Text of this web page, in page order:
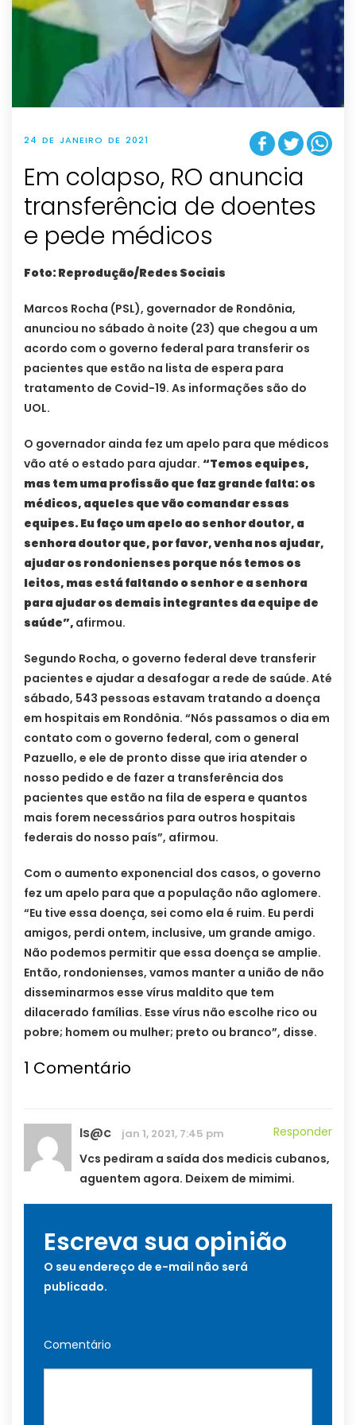
24 DE JANEIRO DE 2021
Em colapso, RO anuncia
transferência de doentes
e pede médicos
Foto: Reprodução/Redes Sociais
Marcos Rocha (PSL), governador de Rondônia,
anunciou no sábado à noite (23) que chegou a um
acordo com o governo federal para transferir os
pacientes que estão na lista de espera para
tratamento de Covid-19. As informações são do
UOL.
O governador ainda fez um apelo para que médicos
vão até o estado para ajudar. “Temos equipes,
mas tem uma profissão que faz grande falta: os
médicos, aqueles que vão comandar essas
equipes. Eu faço um apelo ao senhor doutor, a
senhora doutor que, por favor, venha nos ajudar,
ajudar os rondonienses porque nós temos os
leitos, mas está faltando o senhor e a senhora
para ajudar os demais integrantes da equipe de
saúde”, afirmou.
Segundo Rocha, o governo federal deve transferir
pacientes e ajudar a desafogar a rede de saúde. Até
sábado, 543 pessoas estavam tratando a doença
em hospitais em Rondônia. “Nós passamos o dia em
contato com o governo federal, com o general
Pazuello, e ele de pronto disse que iria atender o
nosso pedido e de fazer a transferência dos
pacientes que estão na fila de espera e quantos
mais forem necessários para outros hospitais
federais do nosso país”, afirmou.
Com o aumento exponencial dos casos, o governo
fez um apelo para que a população não aglomere.
“Eu tive essa doença, sei como ela é ruim. Eu perdi
amigos, perdi ontem, inclusive, um grande amigo.
Não podemos permitir que essa doença se amplie.
Então, rondonienses, vamos manter a união de não
disseminarmos esse vírus maldito que tem
dilacerado famílias. Esse vírus não escolhe rico ou
pobre; homem ou mulher; preto ou branco”, disse.
1 Comentário
Is@c jan 1, 2021, 7:45 pm
Responder
Vcs pediram a saída dos medicis cubanos,
aguentem agora. Deixem de mimimi.
Escreva sua opinião
O seu endereço de e-mail não será
publicado.
Comentário